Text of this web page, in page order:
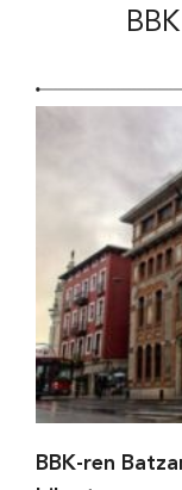
BBK-ren